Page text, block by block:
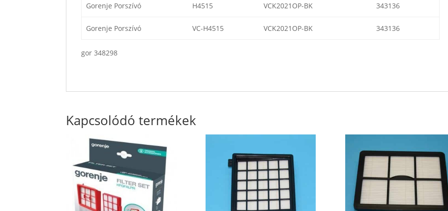
Gorenje Porszívó H4515 VCK2021OP-BK 343136
Gorenje Porszívó VC-H4515 VCK2021OP-BK 343136
gor 348298
Kapcsolódó termékek